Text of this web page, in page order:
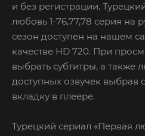
и без регистрации.
любовь 1-76,77,78 серия на
сезон доступен на нашем
качестве HD 720. При
выбрать субтитры, а также
доступных озвучек выбрав
вкладку в плеере.
Турецкий сериал «Первая